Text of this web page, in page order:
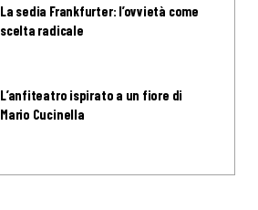
La sedia Frankfurter: l’ovvietà come
scelta radicale
L’anfiteatro ispirato a un fiore di
Mario Cucinella